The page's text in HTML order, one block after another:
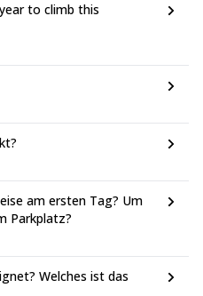
to climb this
am ersten Tag? Um
Parkplatz?
Welches ist das